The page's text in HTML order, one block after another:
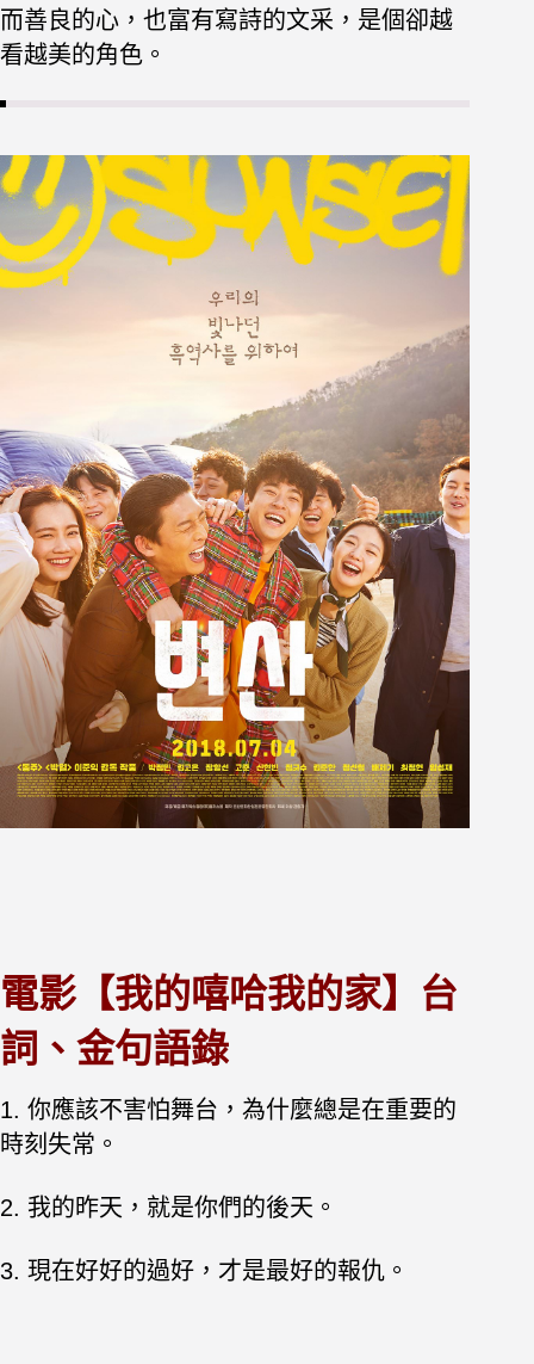
而善良的心，也富有寫詩的文采，是個卻越
看越美的角色。
電影【我的嘻哈我的家】台
詞、金句語錄
1. 你應該不害怕舞台，為什麼總是在重要的
時刻失常。
2. 我的昨天，就是你們的後天。
3. 現在好好的過好，才是最好的報仇。